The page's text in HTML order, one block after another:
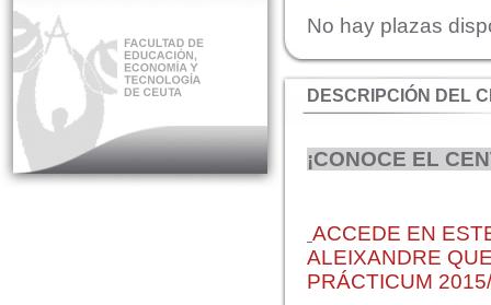
El Prácticum en los
estudios de grado
Educación Primaria
Educación Social
No hay plazas
DESCRIPCIÓN DEL
¡CONOCE EL
ACCEDE EN
ALEIXANDRE
PRÁCTICUM